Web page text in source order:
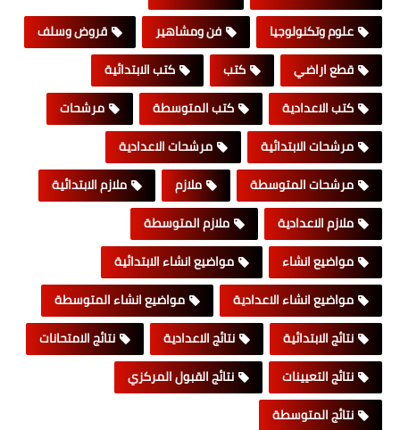
علوم وتكنولوجيا
فن ومشاهير
قروض وسلف
قطع اراضي
كتب
كتب الابتدائية
كتب الاعدادية
كتب المتوسطة
مرشحات
مرشحات الابتدائية
مرشحات الاعدادية
مرشحات المتوسطة
ملازم
ملازم الابتدائية
ملازم الاعدادية
ملازم المتوسطة
مواضيع انشاء
مواضيع انشاء الابتدائية
مواضيع انشاء الاعدادية
مواضيع انشاء المتوسطة
نتائج الابتدائية
نتائج الاعدادية
نتائج الامتحانات
نتائج التعيينات
نتائج القبول المركزي
نتائج المتوسطة